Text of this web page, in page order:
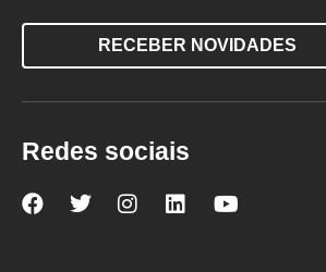
RECEBER NOVIDADES
Redes sociais
NovaNova Nova Nova